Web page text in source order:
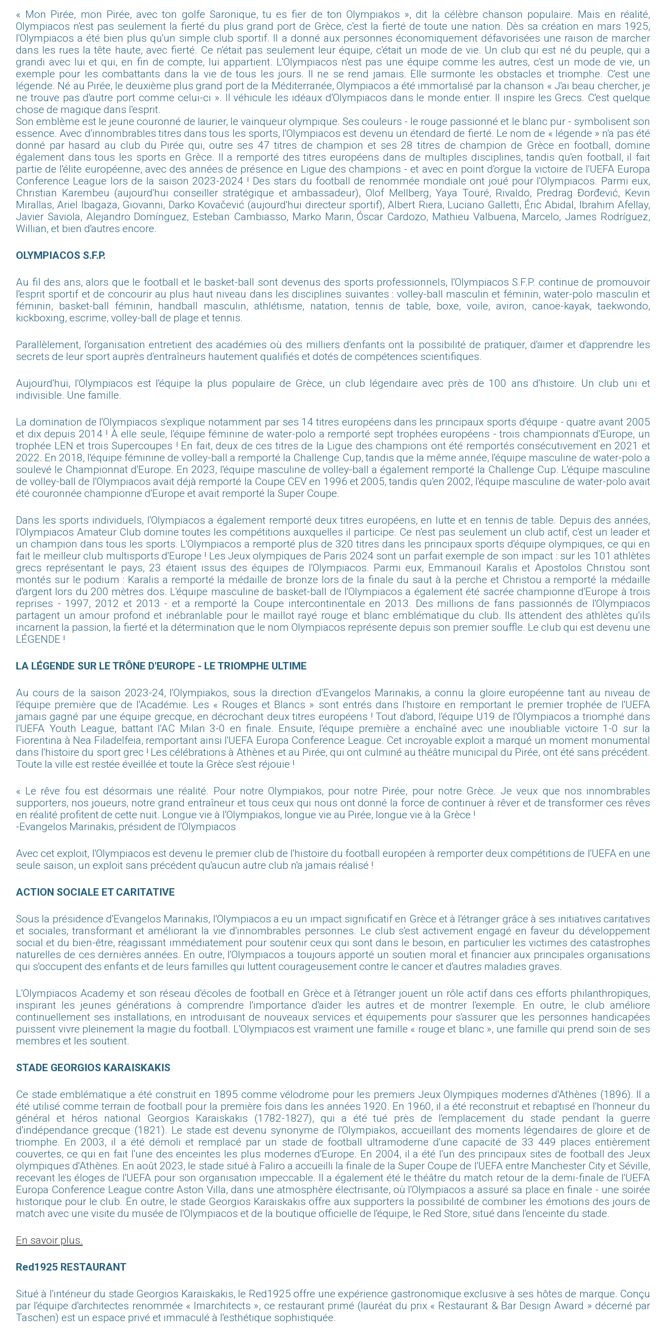
« Mon Pirée, mon Pirée, avec ton golfe Saronique, tu es fier de ton Olympiakos », dit la célèbre chanson populaire. Mais en réalité,
Olympiacos n'est pas seulement la fierté du plus grand port de Grèce, c'est la fierté de toute une nation. Dès sa création en mars 1925,
l'Olympiacos a été bien plus qu'un simple club sportif. Il a donné aux personnes économiquement défavorisées une raison de marcher
dans les rues la tête haute, avec fierté. Ce n'était pas seulement leur équipe, c'était un mode de vie. Un club qui est né du peuple, qui a
grandi avec lui et qui, en fin de compte, lui appartient. L'Olympiacos n'est pas une équipe comme les autres, c'est un mode de vie, un
exemple pour les combattants dans la vie de tous les jours. Il ne se rend jamais. Elle surmonte les obstacles et triomphe. C'est une
légende. Né au Pirée, le deuxième plus grand port de la Méditerranée, Olympiacos a été immortalisé par la chanson « J'ai beau chercher, je
ne trouve pas d'autre port comme celui-ci ». Il véhicule les idéaux d'Olympiacos dans le monde entier. Il inspire les Grecs. C'est quelque
chose de magique dans l'esprit.
Son emblème est le jeune couronné de laurier, le vainqueur olympique. Ses couleurs - le rouge passionné et le blanc pur - symbolisent son
essence. Avec d'innombrables titres dans tous les sports, l'Olympiacos est devenu un étendard de fierté. Le nom de « légende » n'a pas été
donné par hasard au club du Pirée qui, outre ses 47 titres de champion et ses 28 titres de champion de Grèce en football, domine
également dans tous les sports en Grèce. Il a remporté des titres européens dans de multiples disciplines, tandis qu'en football, il fait
partie de l'élite européenne, avec des années de présence en Ligue des champions - et avec en point d'orgue la victoire de l'UEFA Europa
Conference League lors de la saison 2023-2024 ! Des stars du football de renommée mondiale ont joué pour l'Olympiacos. Parmi eux,
Christian Karembeu (aujourd'hui conseiller stratégique et ambassadeur), Olof Mellberg, Yaya Touré, Rivaldo, Predrag Đorđević, Kevin
Mirallas, Ariel Ibagaza, Giovanni, Darko Kovačević (aujourd'hui directeur sportif), Albert Riera, Luciano Galletti, Éric Abidal, Ibrahim Afellay,
Javier Saviola, Alejandro Domínguez, Esteban Cambiasso, Marko Marin, Óscar Cardozo, Mathieu Valbuena, Marcelo, James Rodríguez,
Willian, et bien d'autres encore.
OLYMPIACOS S.F.P.
Au fil des ans, alors que le football et le basket-ball sont devenus des sports professionnels, l'Olympiacos S.F.P. continue de promouvoir
l'esprit sportif et de concourir au plus haut niveau dans les disciplines suivantes : volley-ball masculin et féminin, water-polo masculin et
féminin, basket-ball féminin, handball masculin, athlétisme, natation, tennis de table, boxe, voile, aviron, canoë-kayak, taekwondo,
kickboxing, escrime, volley-ball de plage et tennis.
Parallèlement, l'organisation entretient des académies où des milliers d'enfants ont la possibilité de pratiquer, d'aimer et d'apprendre les
secrets de leur sport auprès d'entraîneurs hautement qualifiés et dotés de compétences scientifiques.
Aujourd'hui, l'Olympiacos est l'équipe la plus populaire de Grèce, un club légendaire avec près de 100 ans d'histoire. Un club uni et
indivisible. Une famille.
La domination de l'Olympiacos s'explique notamment par ses 14 titres européens dans les principaux sports d'équipe - quatre avant 2005
et dix depuis 2014 ! À elle seule, l'équipe féminine de water-polo a remporté sept trophées européens - trois championnats d'Europe, un
trophée LEN et trois Supercoupes ! En fait, deux de ces titres de la Ligue des champions ont été remportés consécutivement en 2021 et
2022. En 2018, l'équipe féminine de volley-ball a remporté la Challenge Cup, tandis que la même année, l'équipe masculine de water-polo a
soulevé le Championnat d'Europe. En 2023, l'équipe masculine de volley-ball a également remporté la Challenge Cup. L'équipe masculine
de volley-ball de l'Olympiacos avait déjà remporté la Coupe CEV en 1996 et 2005, tandis qu'en 2002, l'équipe masculine de water-polo avait
été couronnée championne d'Europe et avait remporté la Super Coupe.
Dans les sports individuels, l'Olympiacos a également remporté deux titres européens, en lutte et en tennis de table. Depuis des années,
l'Olympiacos Amateur Club domine toutes les compétitions auxquelles il participe. Ce n'est pas seulement un club actif, c'est un leader et
un champion dans tous les sports. L'Olympiacos a remporté plus de 320 titres dans les principaux sports d'équipe olympiques, ce qui en
fait le meilleur club multisports d'Europe ! Les Jeux olympiques de Paris 2024 sont un parfait exemple de son impact : sur les 101 athlètes
grecs représentant le pays, 23 étaient issus des équipes de l'Olympiacos. Parmi eux, Emmanouil Karalis et Apostolos Christou sont
montés sur le podium : Karalis a remporté la médaille de bronze lors de la finale du saut à la perche et Christou a remporté la médaille
d'argent lors du 200 mètres dos. L'équipe masculine de basket-ball de l'Olympiacos a également été sacrée championne d'Europe à trois
reprises - 1997, 2012 et 2013 - et a remporté la Coupe intercontinentale en 2013. Des millions de fans passionnés de l'Olympiacos
partagent un amour profond et inébranlable pour le maillot rayé rouge et blanc emblématique du club. Ils attendent des athlètes qu'ils
incarnent la passion, la fierté et la détermination que le nom Olympiacos représente depuis son premier souffle. Le club qui est devenu une
LÉGENDE !
LA LÉGENDE SUR LE TRÔNE D'EUROPE - LE TRIOMPHE ULTIME
Au cours de la saison 2023-24, l'Olympiakos, sous la direction d'Evangelos Marinakis, a connu la gloire européenne tant au niveau de
l'équipe première que de l'Académie. Les « Rouges et Blancs » sont entrés dans l'histoire en remportant le premier trophée de l'UEFA
jamais gagné par une équipe grecque, en décrochant deux titres européens ! Tout d'abord, l'équipe U19 de l'Olympiacos a triomphé dans
l'UEFA Youth League, battant l'AC Milan 3-0 en finale. Ensuite, l'équipe première a enchaîné avec une inoubliable victoire 1-0 sur la
Fiorentina à Nea Filadelfeia, remportant ainsi l'UEFA Europa Conference League. Cet incroyable exploit a marqué un moment monumental
dans l'histoire du sport grec ! Les célébrations à Athènes et au Pirée, qui ont culminé au théâtre municipal du Pirée, ont été sans précédent.
Toute la ville est restée éveillée et toute la Grèce s'est réjouie !
« Le rêve fou est désormais une réalité. Pour notre Olympiakos, pour notre Pirée, pour notre Grèce. Je veux que nos innombrables
supporters, nos joueurs, notre grand entraîneur et tous ceux qui nous ont donné la force de continuer à rêver et de transformer ces rêves
en réalité profitent de cette nuit. Longue vie à l'Olympiakos, longue vie au Pirée, longue vie à la Grèce !
-Evangelos Marinakis, président de l'Olympiacos
Avec cet exploit, l'Olympiacos est devenu le premier club de l'histoire du football européen à remporter deux compétitions de l'UEFA en une
seule saison, un exploit sans précédent qu'aucun autre club n'a jamais réalisé !
ACTION SOCIALE ET CARITATIVE
Sous la présidence d'Evangelos Marinakis, l'Olympiacos a eu un impact significatif en Grèce et à l'étranger grâce à ses initiatives caritatives
et sociales, transformant et améliorant la vie d'innombrables personnes. Le club s'est activement engagé en faveur du développement
social et du bien-être, réagissant immédiatement pour soutenir ceux qui sont dans le besoin, en particulier les victimes des catastrophes
naturelles de ces dernières années. En outre, l'Olympiacos a toujours apporté un soutien moral et financier aux principales organisations
qui s'occupent des enfants et de leurs familles qui luttent courageusement contre le cancer et d'autres maladies graves.
L'Olympiacos Academy et son réseau d'écoles de football en Grèce et à l'étranger jouent un rôle actif dans ces efforts philanthropiques,
inspirant les jeunes générations à comprendre l'importance d'aider les autres et de montrer l'exemple. En outre, le club améliore
continuellement ses installations, en introduisant de nouveaux services et équipements pour s'assurer que les personnes handicapées
puissent vivre pleinement la magie du football. L'Olympiacos est vraiment une famille « rouge et blanc », une famille qui prend soin de ses
membres et les soutient.
STADE GEORGIOS KARAISKAKIS
Ce stade emblématique a été construit en 1895 comme vélodrome pour les premiers Jeux Olympiques modernes d'Athènes (1896). Il a
été utilisé comme terrain de football pour la première fois dans les années 1920. En 1960, il a été reconstruit et rebaptisé en l'honneur du
général et héros national Georgios Karaiskakis (1782-1827), qui a été tué près de l'emplacement du stade pendant la guerre
d'indépendance grecque (1821). Le stade est devenu synonyme de l'Olympiakos, accueillant des moments légendaires de gloire et de
triomphe. En 2003, il a été démoli et remplacé par un stade de football ultramoderne d'une capacité de 33 449 places entièrement
couvertes, ce qui en fait l'une des enceintes les plus modernes d'Europe. En 2004, il a été l'un des principaux sites de football des Jeux
olympiques d'Athènes. En août 2023, le stade situé à Faliro a accueilli la finale de la Super Coupe de l'UEFA entre Manchester City et Séville,
recevant les éloges de l'UEFA pour son organisation impeccable. Il a également été le théâtre du match retour de la demi-finale de l'UEFA
Europa Conference League contre Aston Villa, dans une atmosphère électrisante, où l'Olympiacos a assuré sa place en finale - une soirée
historique pour le club. En outre, le stade Georgios Karaiskakis offre aux supporters la possibilité de combiner les émotions des jours de
match avec une visite du musée de l'Olympiacos et de la boutique officielle de l'équipe, le Red Store, situé dans l'enceinte du stade.
En savoir plus.
Red1925 RESTAURANT
Situé à l'intérieur du stade Georgios Karaiskakis, le Red1925 offre une expérience gastronomique exclusive à ses hôtes de marque. Conçu
par l'équipe d'architectes renommée « lmarchitects », ce restaurant primé (lauréat du prix « Restaurant & Bar Design Award » décerné par
Taschen) est un espace privé et immaculé à l'esthétique sophistiquée.